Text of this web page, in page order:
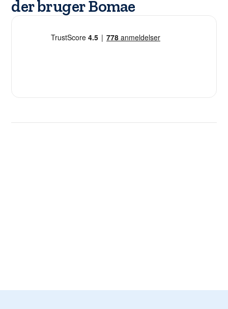
der bruger Bomae